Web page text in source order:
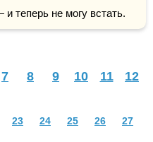
теперь не могу встать.
7 8 9 10 11
12
23 24 25 26
27